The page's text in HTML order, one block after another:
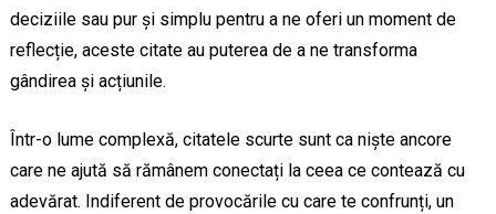
deciziile sau pur și simplu pentru a ne oferi un moment de
reflecție, aceste citate au puterea de a ne transforma
gândirea și acțiunile.
Într-o lume complexă, citatele scurte sunt ca niște ancore
care ne ajută să rămânem conectați la ceea ce contează cu
adevărat. Indiferent de provocările cu care te confrunți, un